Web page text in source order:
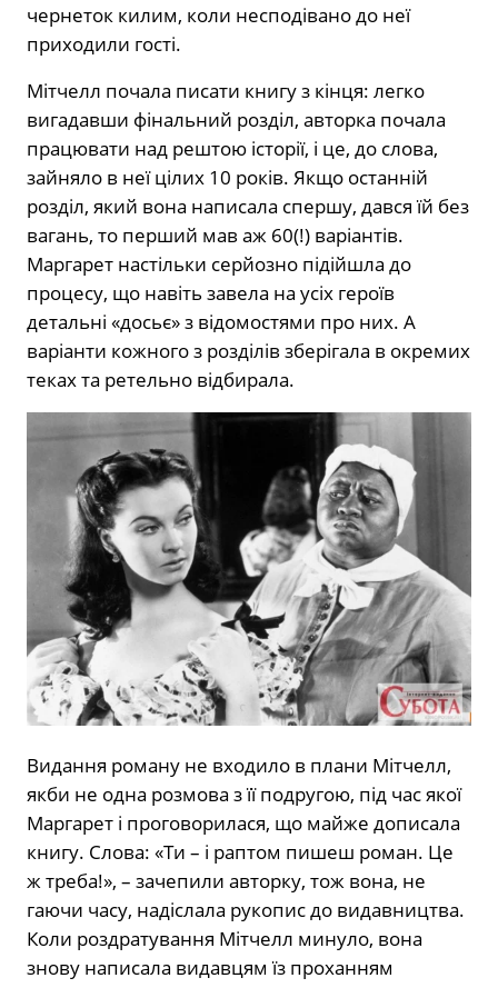
чернеток килим, коли несподівано до неї
приходили гості.
Мітчелл почала писати книгу з кінця: легко
вигадавши фінальний розділ, авторка почала
працювати над рештою історії, і це, до слова,
зайняло в неї цілих 10 років. Якщо останній
розділ, який вона написала спершу, дався їй без
вагань, то перший мав аж 60(!) варіантів.
Маргарет настільки серйозно підійшла до
процесу, що навіть завела на усіх героїв
детальні «досьє» з відомостями про них. А
варіанти кожного з розділів зберігала в окремих
теках та ретельно відбирала.
Видання роману не входило в плани Мітчелл,
якби не одна розмова з її подругою, під час якої
Маргарет і проговорилася, що майже дописала
книгу. Слова: «Ти – і раптом пишеш роман. Це
ж треба!», – зачепили авторку, тож вона, не
гаючи часу, надіслала рукопис до видавництва.
Коли роздратування Мітчелл минуло, вона
знову написала видавцям їз проханням